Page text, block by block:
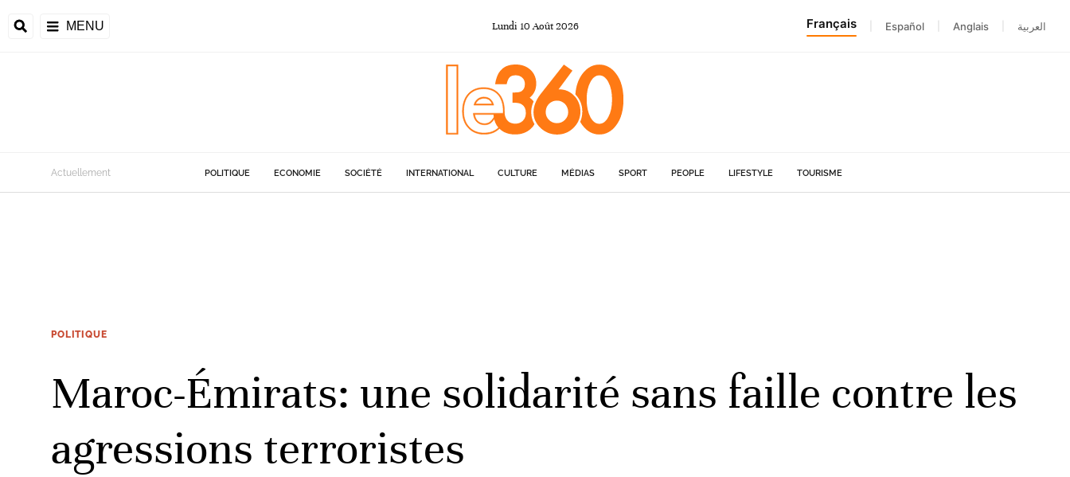
MENU Lundi 10 Août 2026 Français Español Anglais العربية
Actuellement POLITIQUE ECONOMIE SOCIÉTÉ INTERNATIONAL CULTURE MÉDIAS SPORT PEOPLE LIFESTYLE TOURISME
POLITIQUE
Maroc-Émirats: une solidarité sans faille contre les
agressions terroristes